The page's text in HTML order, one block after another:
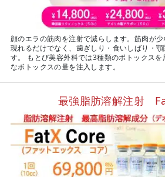
顔のエラの筋肉を注射で減らします。筋肉が
現れるだけでなく、歯ぎしり・食いしばり・
す。 もとび美容外科では3種類のボトックス
なボトックスの量を注入します。
最強脂肪溶解注射